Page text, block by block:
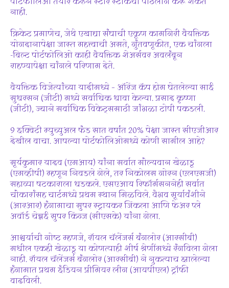
नाही.
क्रिकेट प्रमाणेच, जेथे एखाद्या संघाची एकूण कामगिरी वैयक्तिक
योगदानापेक्षा जास्त महत्त्वाची असते, गुंतवणूकीत, एक चांगला
-बिल्ट पोर्टफोलिओ काही वैयक्तिक शेअर्सवर अवलंबून
राहण्यापेक्षा चांगले परिणाम देते.
वैयक्तिक विजेत्यांच्या यादीमध्ये – ऑरेंज कॅप होम घेतलेल्या साई
सुधरसन (जीटी) मध्ये सर्वाधिक धावा केल्या. प्रसाद कृष्णा
(जीटी), ज्याने सर्वाधिक विकेट्ससाठी जांभळा टोपी पकडली.
9 इक्विटी म्युच्युअल फंड सात वर्षांत 20% पेक्षा जास्त सीएजीआर
देखील वाचा. आपल्या पोर्टफोलिओमध्ये कोणी सामील आहे?
सूर्यकुमार यादव (एमआय) यांना सर्वात मौल्यवान खेळाडू
(एमव्हीपी) म्हणून निवडले गेले, तर निकोलस गोरन (एलएसजी)
सहाव्या षटकाराला धडकले. एसएआय रिफॉर्मसननेही सर्वात
चौकारांसह चार्टमध्ये प्रथम स्थान मिळविले. वैभव सूर्यावंशीने
(आरआर) हंगामाचा सुपर स्ट्रायकर जिंकला आणि फेअर प्ले
अवॉर्ड चेन्नई सुपर किंग्ज (सीएसके) यांना गेला.
आश्चर्याची गोष्ट म्हणजे, रॉयल चॅलेंजर्स बंगलोर (आरसीबी)
मधील एकही खेळाडू या कोणत्याही शीर्ष श्रेणींमध्ये रंगविला गेला
नाही. रॉयल चॅलेंजर्स बंगलोर (आरसीबी) ने नुकत्याच झालेल्या
हंगामात प्रथम इंडियन प्रीमियर लीग (आयपीएल) ट्रॉफी
वाढविली.